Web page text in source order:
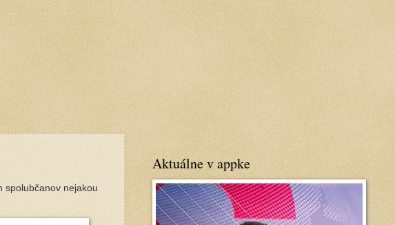
spolubčanov nejakou
Aktuálne v appke